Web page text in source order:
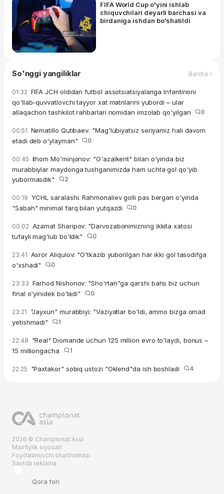
FIFA World Cup o'yini ishlab
chiquvchilari deyarli barchasi va
birdaniga ishdan bo'shatildi
So'nggi yangiliklar Barcha ›
01:32 FIFA JCH oldidan futbol assotsiatsiyalariga Infantinoni
qo'llab-quvvatlovchi tayyor xat matnlarini yubordi – ular
allaqachon tashkilot rahbarlari nomidan imzolab qo'yilgan
0
00:51 Nematillo Qutibaev: "Mag'lubiyatsiz seriyamiz hali davom
etadi deb o'ylayman"
0
00:45 Ilhom Mo'minjonov: "G'azalkent" bilan o'yinda biz
murabbiylar maydonga tushganimizda ham uchta gol qo'yib
yubormasdik"
2
00:19 YCHL saralashi. Rahmonaliev golli pas bergan o'yinda
"Sabah" minimal farq bilan yutqazdi
0
00:02 Azamat Sharipov: "Darvozabonimizning ikkita xatosi
tufayli mag'lub bo'ldik"
0
23:41 Asror Aliqulov: "O'tkazib yuborilgan har ikki gol tasodifga
o'xshadi"
0
23:33 Farhod Nishonov: "Sho'rtan"ga qarshi bahs biz uchun
final o'yinidek bo'ladi"
0
23:21 "Jayxun" murabbiyi: "Vaziyatlar bo'ldi, ammo bizga omad
yetishmadi"
1
22:48 "Real" Diomande uchun 125 million evro to'laydi, bonus –
15 milliongacha
1
22:25 "Paxtakor" sobiq ustozi "Oklend"da ish boshladi 4
2026 © Championat.Asia
Maxfiylik siyosati
Foydalanuvchi shartnomasi
Saytda reklama
Qora fon